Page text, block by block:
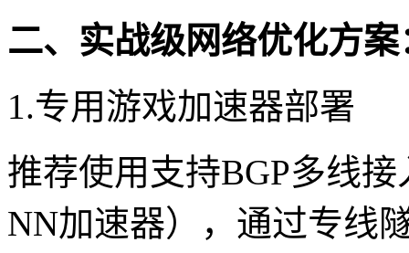
二、实战级网络优化方
1.专用游戏加速器部署
推荐使用支持BGP多线
NN加速器），通过专线